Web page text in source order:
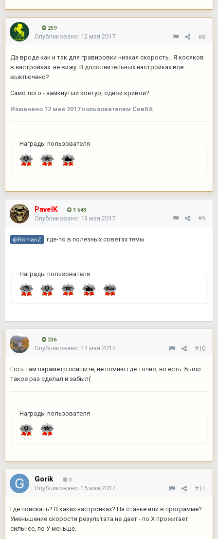
259
#8
Опубликовано: 12 мая 2017
Да вроде как и так для гравировки низкая скорость.. Я косяков
в настройках не вижу. В дополнительных настройках все
выключено?
Само лого - замкнутый контур, одной кривой?
Изменено 12 мая 2017пользователем СивКА
Награды пользователя
PavelK 1 543
#9
Опубликовано: 13 мая 2017
@RomanZ где-то в полезных советах темы.
Награды пользователя
236
#10
Опубликовано: 14 мая 2017
Есть там параметр поищите, не помню где точно, но есть. Было
такое раз сделал и забыл(
Награды пользователя
Gorik 0
#11
Опубликовано: 15 мая 2017
Где поискать? В каких настройках? На станке или в программе?
Уменьшение скорости результата не дает - по Х прожигает
сильнее, по У меньше.